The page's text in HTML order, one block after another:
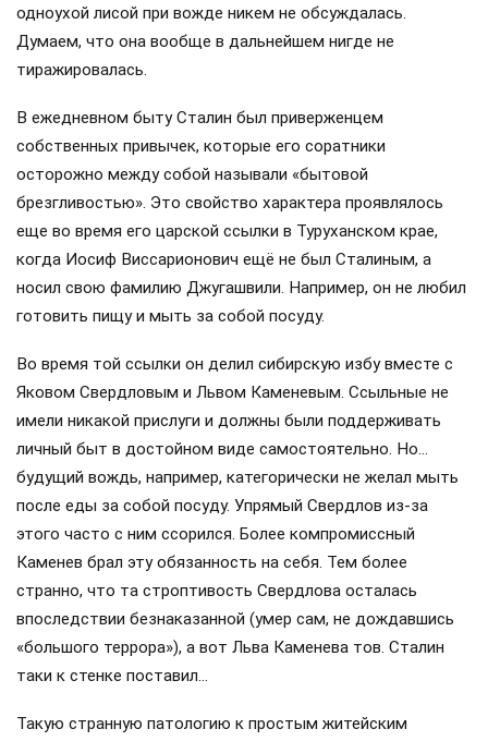
одноухой лисой при вожде никем не обсуждалась.
Думаем, что она вообще в дальнейшем нигде не
тиражировалась.
В ежедневном быту Сталин был приверженцем
собственных привычек, которые его соратники
осторожно между собой называли «бытовой
брезгливостью». Это свойство характера проявлялось
еще во время его царской ссылки в Туруханском крае,
когда Иосиф Виссарионович ещё не был Сталиным, а
носил свою фамилию Джугашвили. Например, он не любил
готовить пищу и мыть за собой посуду.
Во время той ссылки он делил сибирскую избу вместе с
Яковом Свердловым и Львом Каменевым. Ссыльные не
имели никакой прислуги и должны были поддерживать
личный быт в достойном виде самостоятельно. Но…
будущий вождь, например, категорически не желал мыть
после еды за собой посуду. Упрямый Свердлов из-за
этого часто с ним ссорился. Более компромиссный
Каменев брал эту обязанность на себя. Тем более
странно, что та строптивость Свердлова осталась
впоследствии безнаказанной (умер сам, не дождавшись
«большого террора»), а вот Льва Каменева тов. Сталин
таки к стенке поставил…
Такую странную патологию к простым житейским